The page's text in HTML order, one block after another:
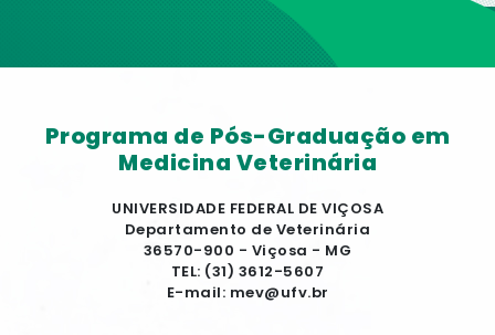
Programa de Pós-Graduação em
Medicina Veterinária
UNIVERSIDADE FEDERAL DE VIÇOSA
Departamento de Veterinária
36570-900 - Viçosa - MG
TEL: (31) 3612-5607
E-mail: mev@ufv.br